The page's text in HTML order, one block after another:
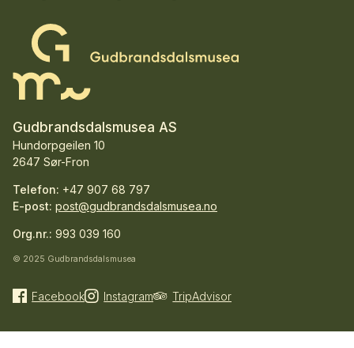
Gudbrandsdalsmusea AS
Hundorpgeilen 10
2647 Sør-Fron
Telefon: +47 907 68 797
E-post: post@gudbrandsdalsmusea.no
Org.nr.: 993 039 160
© 2025 Gudbrandsdalsmusea
Facebook Instagram TripAdvisor